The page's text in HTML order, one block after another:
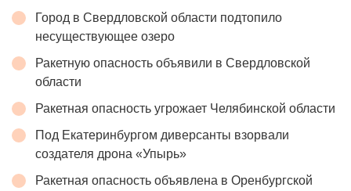
Город в Свердловской области подтопило
несуществующее озеро
Ракетную опасность объявили в Свердловской
области
Ракетная опасность угрожает Челябинской области
Под Екатеринбургом диверсанты взорвали
создателя дрона «Упырь»
Ракетная опасность объявлена в Оренбургской